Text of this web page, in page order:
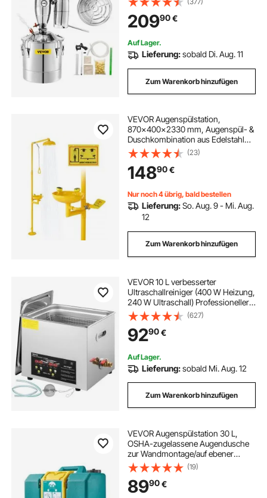
20990€
Auf Lager.
Lieferung:sobald Di. Aug. 11
Zum Warenkorb hinzufügen
VEVOR Augenspülstation,
870x400x2330 mm, Augenspül- &
Duschkombination aus Edelstahl
304, OSHA-zugelassene Erste-
Hilfe-Augenreinigungsgerät, für
Schulen, Labore, Fabriken, Gelb
(23)
14890€
Nur noch 4 übrig, bald bestellen
Lieferung:So. Aug. 9 - Mi. Aug.
12
Zum Warenkorb hinzufügen
VEVOR 10 L verbesserter
Ultraschallreiniger (400 W Heizung,
240 W Ultraschall) Professioneller
digitaler Labor-Ultraschallreiniger
mit Heizungstimer für die Reinigung
von Teilen und Instrumenten
(627)
9290€
Auf Lager.
Lieferung:sobald Mi. Aug. 12
Zum Warenkorb hinzufügen
VEVOR Augenspülstation 30 L,
OSHA-zugelassene Augendusche
zur Wandmontage/auf ebener
Fläche, Notfall-Augenspüleinheit
mit 2 Düsen, Augenreinigungsgerät
für Schulen, Labore, Fabriken, Grün
(19)
8990€